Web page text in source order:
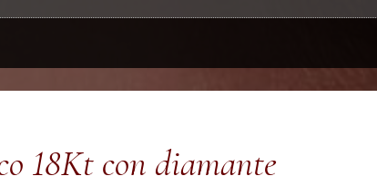
18Kt con diamante